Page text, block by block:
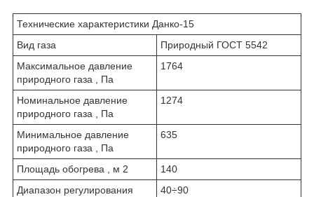
Технические характеристики Данко-15
Вид газа
Природный ГОСТ 5542
Максимальное давление
природного газа , Па
1764
Номинальное давление
природного газа , Па
1274
Минимальное давление
природного газа , Па
635
Площадь обогрева , м 2
140
Диапазон регулирования
40÷90